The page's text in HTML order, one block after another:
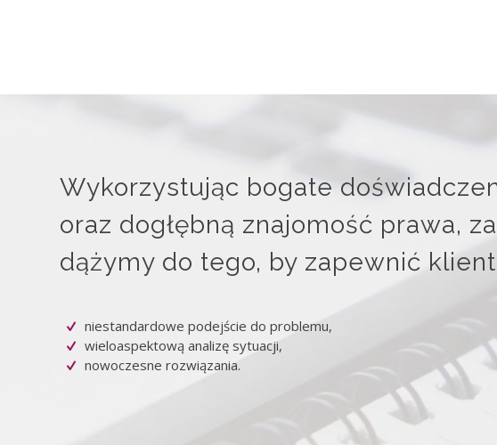
Wykorzystując bogate
oraz dogłębną znajomość prawa,
dążymy do tego, by zapewnić
niestandardowe podejście do problemu,
wieloaspektową analizę sytuacji,
nowoczesne rozwiązania.